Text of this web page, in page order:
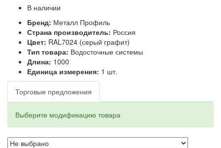
В наличии
Бренд: Металл Профиль
Страна производитель: Россия
Цвет: RAL7024 (серый графит)
Тип товара: Водосточные системы
Длина: 1000
Единица измерения: 1 шт.
Торговые предложения
Выберите модификацию товара